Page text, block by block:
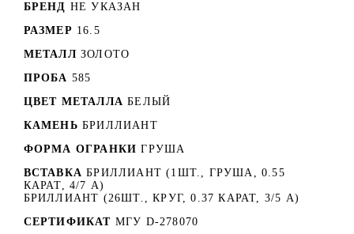
БРЕНД НЕ УКАЗАН
РАЗМЕР 16.5
МЕТАЛЛ ЗОЛОТО
ПРОБА 585
ЦВЕТ МЕТАЛЛА БЕЛЫЙ
КАМЕНЬ БРИЛЛИАНТ
ФОРМА ОГРАНКИ ГРУША
ВСТАВКА БРИЛЛИАНТ (1ШТ., ГРУША, 0.55
КАРАТ, 4/7 A)
БРИЛЛИАНТ (26ШТ., КРУГ, 0.37 КАРАТ, 3/5 А)
СЕРТИФИКАТ МГУ D-278070